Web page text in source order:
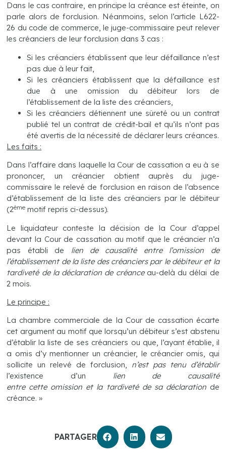
Dans le cas contraire, en principe la créance est éteinte, on
parle alors de forclusion. Néanmoins, selon l’article L622-
26 du code de commerce, le juge-commissaire peut relever
les créanciers de leur forclusion dans 3 cas :
Si les créanciers établissent que leur défaillance n’est
pas due à leur fait,
Si les créanciers établissent que la défaillance est
due à une omission du débiteur lors de
l’établissement de la liste des créanciers,
Si les créanciers détiennent une sûreté ou un contrat
publié tel un contrat de crédit-bail et qu’ils n’ont pas
été avertis de la nécessité de déclarer leurs créances.
Les faits :
Dans l’affaire dans laquelle la Cour de cassation a eu à se
prononcer, un créancier obtient auprès du juge-
commissaire le relevé de forclusion en raison de l’absence
d’établissement de la liste des créanciers par le débiteur
(2ème motif repris ci-dessus).
Le liquidateur conteste la décision de la Cour d’appel
devant la Cour de cassation au motif que le créancier n’a
pas établi de lien de causalité
entre l’omission de
l’établissement de la liste des créanciers par le débiteur et la
tardiveté de la déclaration de créanceau-delà du délai de
2 mois.
Le principe :
La chambre commerciale de la Cour de cassation écarte
cet argument au motif que lorsqu’un débiteur s’est abstenu
d’établir la liste de ses créanciers ou que, l’ayant établie, il
a omis d’y mentionner un créancier, le créancier omis, qui
sollicite un relevé de forclusion, n’est pas tenu d’établir
l’existence d’un lien de causalité
entre cette omission et la tardiveté de sa déclarationde
créance. »
PARTAGER